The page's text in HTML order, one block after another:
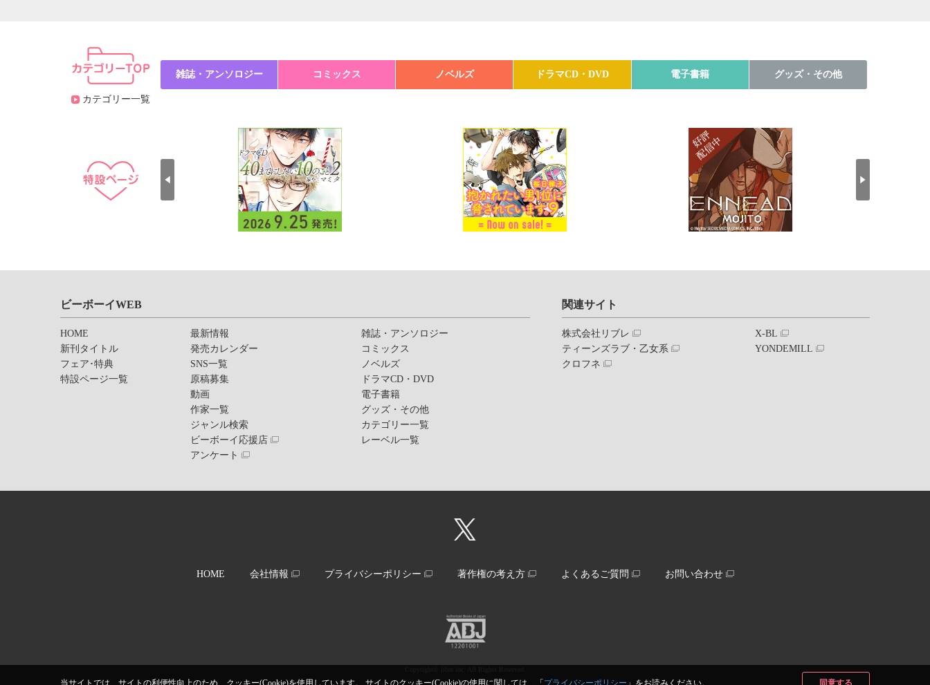
当サイトでは、サイトの利便性向上のため、クッキー(Cookie)を使用しています。 サイトのクッキー(Cookie)の使用に関しては、「 プライバシーポリシー 」をお読みください。 同意する
カテゴリー一覧
雑誌・アンソロジー コミックス ノベルズ ドラマCD・DVD 電子書籍 グッズ・その他
ビーボーイWEB
HOME
新刊タイトル
フェア･特典
特設ページ一覧
最新情報
発売カレンダー
SNS一覧
原稿募集
動画
作家一覧
ジャンル検索
ビーボーイ応援店
アンケート
雑誌・アンソロジー
コミックス
ノベルズ
ドラマCD・DVD
電子書籍
グッズ・その他
カテゴリー一覧
レーベル一覧
関連サイト
株式会社リブレ
ティーンズラブ・乙女系
クロフネ
X-BL
YONDEMILL
HOME 会社情報 プライバシーポリシー 著作権の考え方 よくあるご質問 お問い合わせ